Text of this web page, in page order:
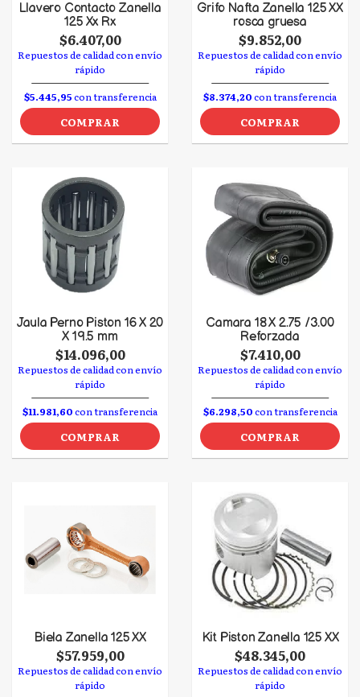
Llavero Contacto Zanella
125 Xx Rx
$6.407,00
Repuestos de calidad con envío
rápido
$5.445,95con transferencia
COMPRAR
Grifo Nafta Zanella 125 XX
rosca gruesa
$9.852,00
Repuestos de calidad con envío
rápido
$8.374,20con transferencia
COMPRAR
Jaula Perno Piston 16 X 20
X 19.5 mm
$14.096,00
Repuestos de calidad con envío
rápido
$11.981,60con transferencia
COMPRAR
Camara 18 X 2.75 /3.00
Reforzada
$7.410,00
Repuestos de calidad con envío
rápido
$6.298,50con transferencia
COMPRAR
Biela Zanella 125 XX
$57.959,00
Repuestos de calidad con envío
rápido
Kit Piston Zanella 125 XX
$48.345,00
Repuestos de calidad con envío
rápido